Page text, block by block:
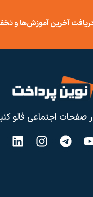
آخرین آموزش‌ها و
صفحات اجتماعی فالو